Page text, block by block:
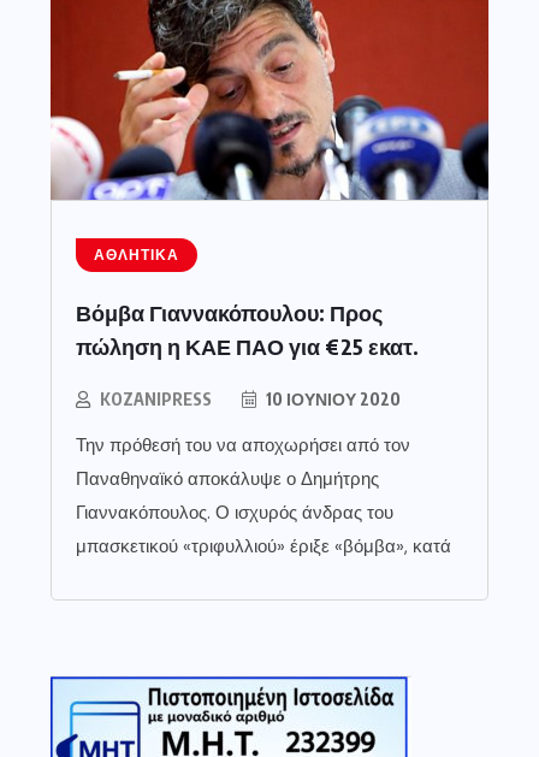
ΑΘΛΗΤΙΚΆ
Βόμβα Γιαννακόπουλου: Προς
πώληση η ΚΑΕ ΠΑΟ για €25 εκατ.
KOZANIPRESS 10 ΙΟΥΝΊΟΥ 2020
Την πρόθεσή του να αποχωρήσει από τον
Παναθηναϊκό αποκάλυψε ο Δημήτρης
Γιαννακόπουλος. Ο ισχυρός άνδρας του
μπασκετικού «τριφυλλιού» έριξε «βόμβα», κατά